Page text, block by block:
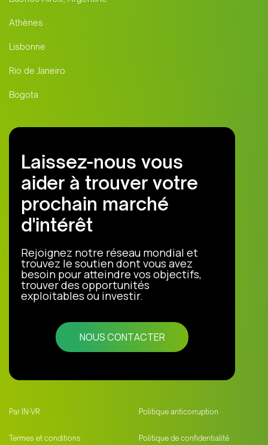
Athènes
Lisbonne
Rio de Janeiro
Bogota
Laissez-nous vous
aider à trouver votre
prochain marché
d'intérêt
Rejoignez notre réseau mondial et
trouvez le soutien dont vous avez
besoin pour atteindre vos objectifs,
trouver des opportunités
exploitables ou investir.
NOUS CONTACTER
Par IN-VR Politique anticorruption
Termes et conditions Politique de confidentialité